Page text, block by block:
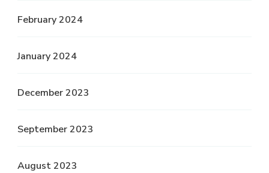
February 2024
January 2024
December 2023
September 2023
August 2023